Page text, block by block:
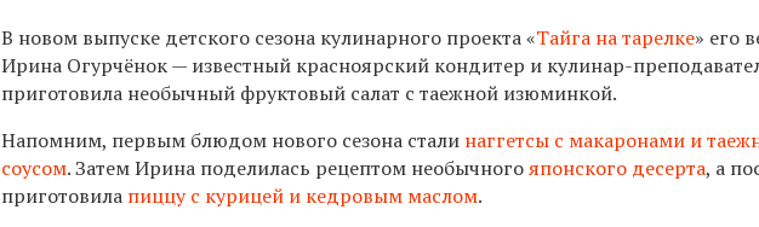
В новом выпуске детского сезона кулинарного проекта «Тайга на тарелке» его
Ирина Огурчёнок — известный красноярский кондитер и кулинар-
приготовила необычный фруктовый салат с таежной изюминкой.
Напомним, первым блюдом нового сезона стали наггетсы с макаронами и
соусом. Затем Ирина поделилась рецептом необычногояпонского десерта, а
приготовила пиццу с курицей и кедровым маслом.